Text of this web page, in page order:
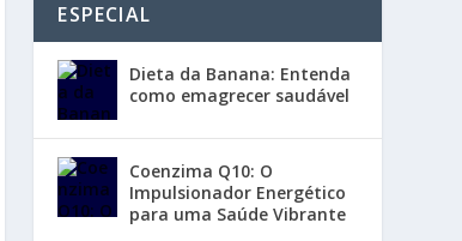
ESPECIAL
Dieta da Banana: Entenda
como emagrecer saudável
Coenzima Q10: O
Impulsionador Energético
para uma Saúde Vibrante